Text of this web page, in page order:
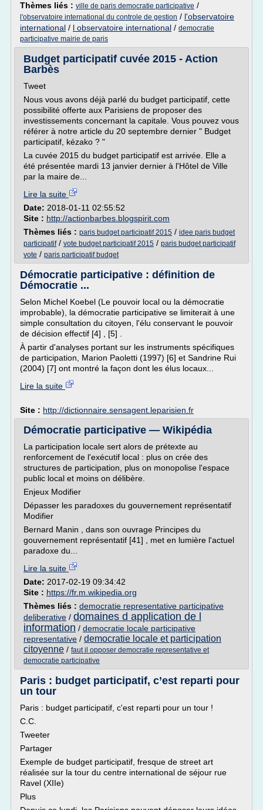
Thèmes liés : ville de paris democratie participative /
l'observatoire international du controle de gestion / l'observatoire
international / l observatoire international / democratie
participative mairie de paris
Budget participatif cuvée 2015 - Action
Barbès
Tweet
Nous vous avons déjà parlé du budget participatif, cette
possibilité offerte aux Parisiens de proposer des
investissements concernant la capitale. Vous pouvez vous
référer à notre article du 20 septembre dernier " Budget
participatif, kézako ? "
La cuvée 2015 du budget participatif est arrivée. Elle a
été présentée mardi 13 janvier dernier à l'Hôtel de Ville
par la maire de...
Lire la suite
Date: 2018-01-11 02:55:52
Site : http://actionbarbes.blogspirit.com
Thèmes liés : paris budget participatif 2015 / idee paris budget
participatif/ vote budget participatif 2015 / paris budget participatif
vote / paris participatif budget
Démocratie participative : définition de
Démocratie ...
Selon Michel Koebel (Le pouvoir local ou la démocratie
improbable), la démocratie participative se limiterait à une
simple consultation du citoyen, l'élu conservant le pouvoir
de décision effectif [4] , [5] .
À partir d'analyses portant sur les instruments spécifiques
de participation, Marion Paoletti (1997) [6] et Sandrine Rui
(2004) [7] ont montré la façon dont les élus locaux...
Lire la suite
Site : http://dictionnaire.sensagent.leparisien.fr
Démocratie participative — Wikipédia
La participation locale sert alors de prétexte au
renforcement de l'exécutif local : plus on crée des
structures de participation, plus on monopolise l'espace
public local et moins on délibère.
Enjeux Modifier
Dépasser les paradoxes du gouvernement représentatif
Modifier
Bernard Manin , dans son ouvrage Principes du
gouvernement représentatif [41] , met en lumière l'actuel
paradoxe du...
Lire la suite
Date: 2017-02-19 09:34:42
Site : https://fr.m.wikipedia.org
Thèmes liés : democratie representative participative
deliberative / domaines d application de l
information / democratie locale participative
representative / democratie locale et participation
citoyenne / faut il opposer democratie representative et
democratie participative
Paris : budget participatif, c’est reparti pour
un tour
Paris : budget participatif, c'est reparti pour un tour !
C.C.
Tweeter
Partager
Exemple de budget participatif, fresque de street art
réalisée sur la tour du centre international de séjour rue
Ravel (XIIe)
Plus